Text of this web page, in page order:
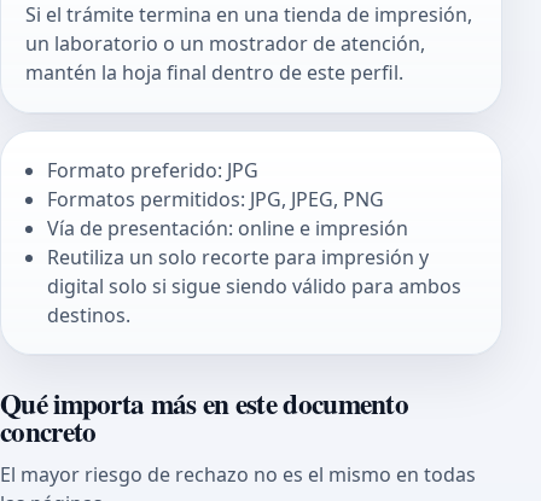
Si el trámite termina en una tienda de impresión,
un laboratorio o un mostrador de atención,
mantén la hoja final dentro de este perfil.
Formato preferido: JPG
Formatos permitidos: JPG, JPEG, PNG
Vía de presentación: online e impresión
Reutiliza un solo recorte para impresión y
digital solo si sigue siendo válido para ambos
destinos.
Qué importa más en este documento
concreto
El mayor riesgo de rechazo no es el mismo en todas